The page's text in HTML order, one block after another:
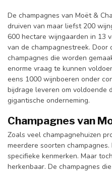
De champagnes van Moët &
druiven van maar liefst 200
600 hectare wijngaarden in 13
van de champagnestreek. Door
champagnes die worden
enorme vraag te kunnen
eens 1000 wijnboeren onder
bijdrage leveren om voldoende
gigantische onderneming.
Champagnes van
Zoals veel champagnehuizen
meerdere soorten
specifieke kenmerken. Maar
herkenbaar. De champagnes